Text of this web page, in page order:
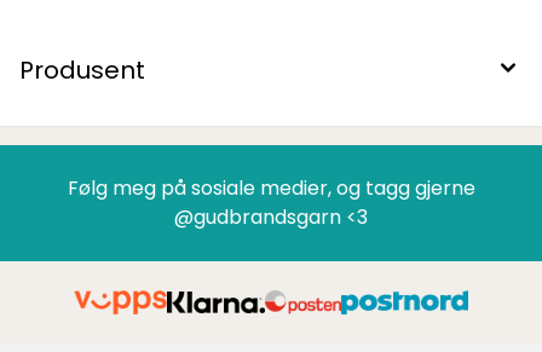
Produsent
Følg meg på sosiale medier, og tagg gjerne
@gudbrandsgarn <3